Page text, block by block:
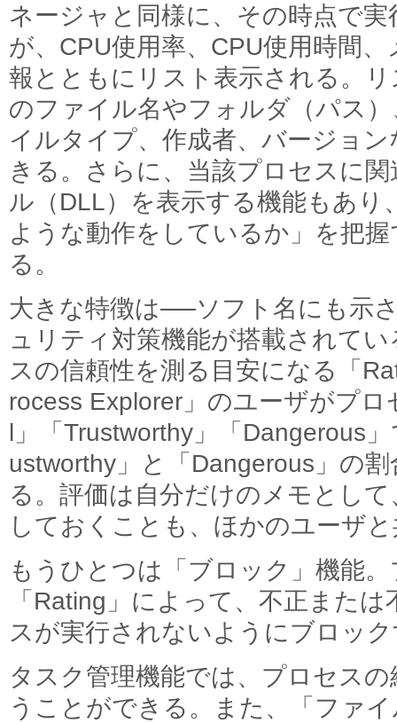
ネージャと同様に、その時点で
が、CPU使用率、CPU使用時間
報とともにリスト表示される。
のファイル名やフォルダ（パス
イルタイプ、作成者、バージョ
きる。さらに、当該プロセスに
ル（DLL）を表示する機能もあ
ような動作をしているか」を把
る。
大きな特徴は──ソフト名にも示
ュリティ対策機能が搭載されて
スの信頼性を測る目安になる「
rocess Explorer」のユーザがプ
l」「Trustworthy」「Dangerous
ustworthy」と「Dangerous」の
る。評価は自分だけのメモとし
しておくことも、ほかのユーザ
もうひとつは「ブロック」機能
「Rating」によって、不正また
スが実行されないようにブロッ
タスク管理機能では、プロセス
うことができる。また、「ファ